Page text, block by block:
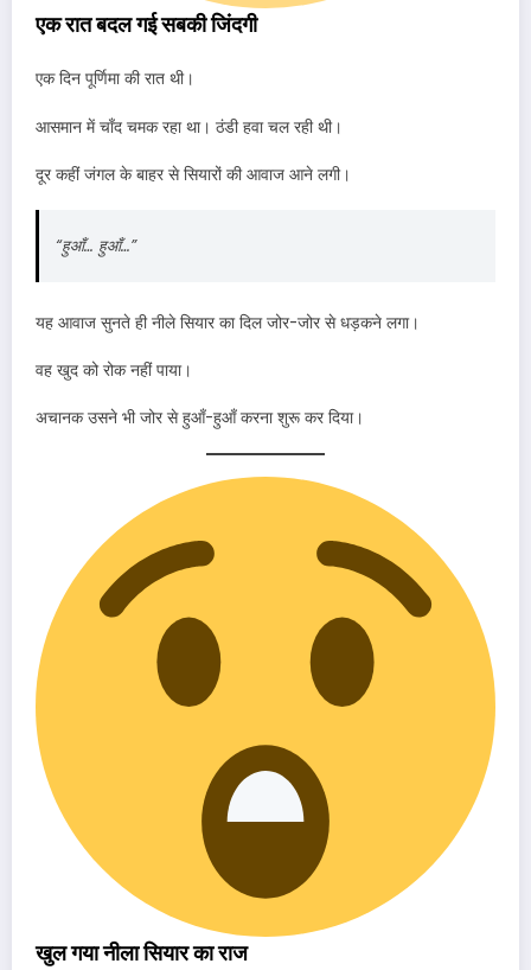
एक रात बदल गई सबकी जिंदगी
एक दिन पूर्णिमा की रात थी।
आसमान में चाँद चमक रहा था। ठंडी हवा चल रही थी।
दूर कहीं जंगल के बाहर से सियारों की आवाज आने लगी।
“हुआँ… हुआँ…”
यह आवाज सुनते ही नीले सियार का दिल जोर-जोर से धड़कने लगा।
वह खुद को रोक नहीं पाया।
अचानक उसने भी जोर से हुआँ-हुआँ करना शुरू कर दिया।
खुल गया नीला सियार का राज